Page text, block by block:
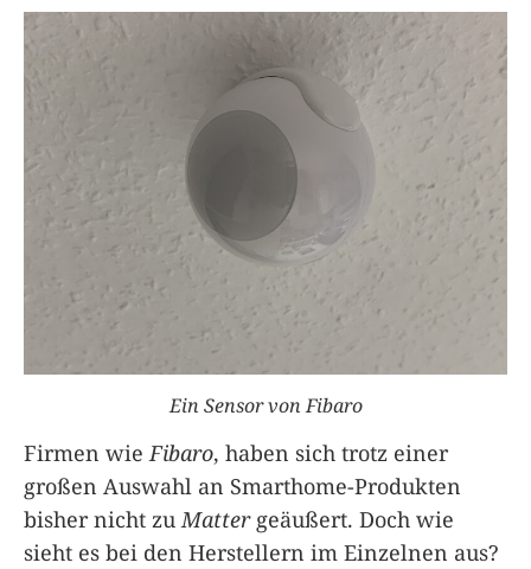
Ein Sensor von Fibaro
Firmen wie Fibaro, haben sich trotz einer
großen Auswahl an Smarthome-Produkten
bisher nicht zu Mattergeäußert. Doch wie
sieht es bei den Herstellern im Einzelnen aus?